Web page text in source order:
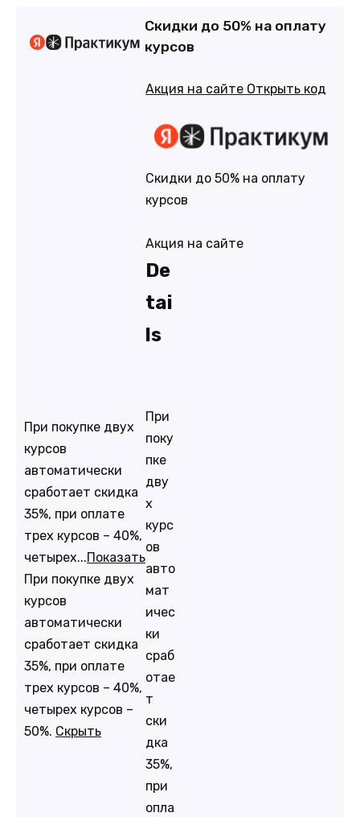
Скидки до 50% на оплату
курсов
При покупке двух
курсов
автоматически
сработает скидка
35%, при оплате
трех курсов – 40%,
четырех...Показать
При покупке двух
курсов
автоматически
сработает скидка
35%, при оплате
трех курсов – 40%,
четырех курсов –
50%. Скрыть
Акция на сайте Открыть код
Скидки до 50% на оплату
курсов
Акция на сайте
De
tai
ls
При
поку
пке
дву
х
курс
ов
авто
мат
ичес
ки
сраб
отае
т
ски
дка
35%,
при
опла